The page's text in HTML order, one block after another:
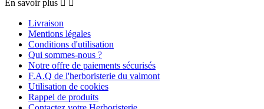
En savoir plus  
Livraison
Mentions légales
Conditions d'utilisation
Qui sommes-nous ?
Notre offre de paiements sécurisés
F.A.Q de l'herboristerie du valmont
Utilisation de cookies
Rappel de produits